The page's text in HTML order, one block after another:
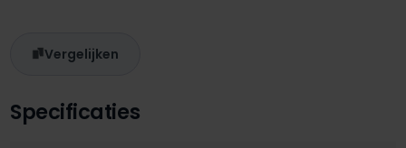
Specificaties
Vergelijken